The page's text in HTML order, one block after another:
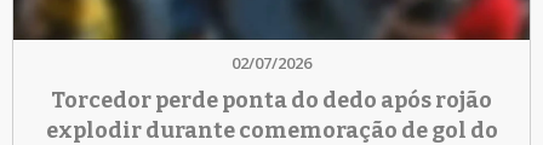
02/07/2026
Torcedor perde ponta do dedo após rojão
explodir durante comemoração de gol do